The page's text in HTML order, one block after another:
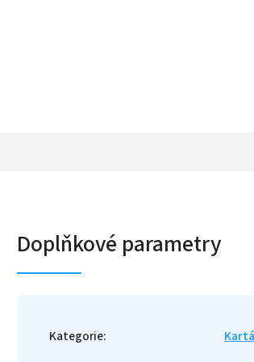
Doplňkové parametry
Kategorie: